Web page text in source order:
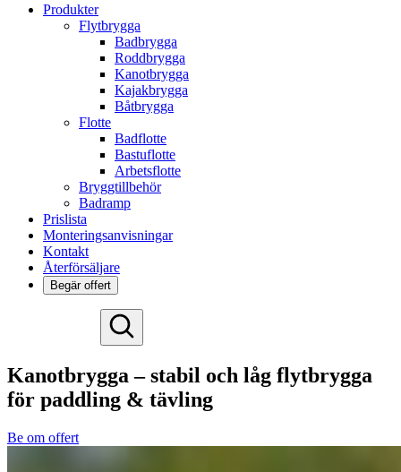
Produkter
Flytbrygga
Badbrygga
Roddbrygga
Kanotbrygga
Kajakbrygga
Båtbrygga
Flotte
Badflotte
Bastuflotte
Arbetsflotte
Bryggtillbehör
Badramp
Prislista
Monteringsanvisningar
Kontakt
Återförsäljare
Begär offert
English
Español
Français
Nederlands
Kanotbrygga – stabil och låg flytbrygga
för paddling & tävling
Be om offert